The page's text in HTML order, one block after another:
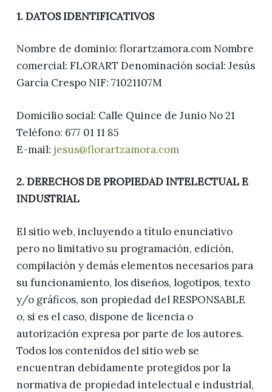
1. DATOS IDENTIFICATIVOS
Nombre de dominio: florartzamora.com Nombre
comercial: FLORART Denominación social: Jesús
García Crespo NIF: 71021107M
Domicilio social: Calle Quince de Junio No 21
Teléfono: 677 01 11 85
E-mail: jesus@florartzamora.com
2. DERECHOS DE PROPIEDAD INTELECTUAL E
INDUSTRIAL
El sitio web, incluyendo a título enunciativo
pero no limitativo su programación, edición,
compilación y demás elementos necesarios para
su funcionamiento, los diseños, logotipos, texto
y/o gráficos, son propiedad del RESPONSABLE
o, si es el caso, dispone de licencia o
autorización expresa por parte de los autores.
Todos los contenidos del sitio web se
encuentran debidamente protegidos por la
normativa de propiedad intelectual e industrial,